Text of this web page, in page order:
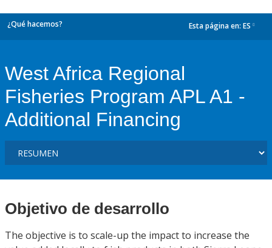
¿Qué hacemos? Esta página en: ES
West Africa Regional
Fisheries Program APL A1 -
Additional Financing
Objetivo de desarrollo
The objective is to scale-up the impact to increase the